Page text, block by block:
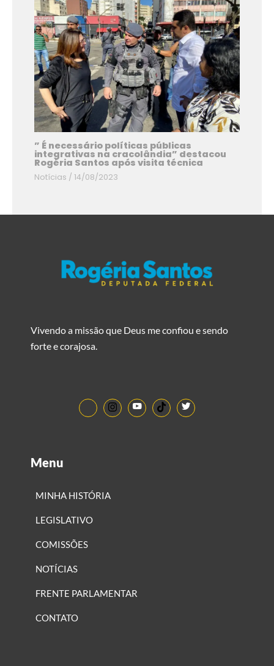
” É necessário políticas públicas
integrativas na cracolândia” destacou
Rogéria Santos após visita técnica
Notícias /14/08/2023
Vivendo a missão que Deus me confiou e sendo
forte e corajosa.
Menu
MINHA HISTÓRIA
LEGISLATIVO
COMISSÕES
NOTÍCIAS
FRENTE PARLAMENTAR
CONTATO